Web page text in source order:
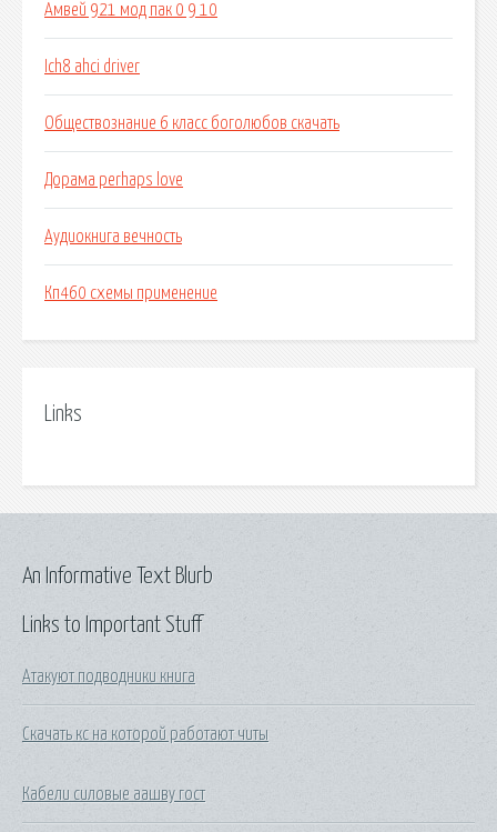
Амвей 921 мод пак 0 9 10
Ich8 ahci driver
Обществознание 6 класс боголюбов скачать
Дорама perhaps love
Аудиокнига вечность
Кп460 схемы применение
Links
Links to Important Stuff
Атакуют подводники книга
Скачать кс на которой работают читы
Кабели силовые аашву гост
An Informative Text Blurb